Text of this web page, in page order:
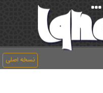
نسخه اصلی